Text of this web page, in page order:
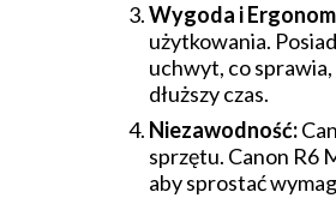
Wygoda i
użytkowania.
uchwyt, co
dłuższy czas.
Niezawodność:
sprzętu. Canon R6
aby sprostać